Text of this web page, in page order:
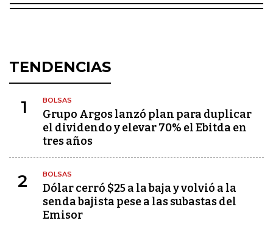
TENDENCIAS
1 BOLSAS
Grupo Argos lanzó plan para duplicar
el dividendo y elevar 70% el Ebitda en
tres años
2 BOLSAS
Dólar cerró $25 a la baja y volvió a la
senda bajista pese a las subastas del
Emisor